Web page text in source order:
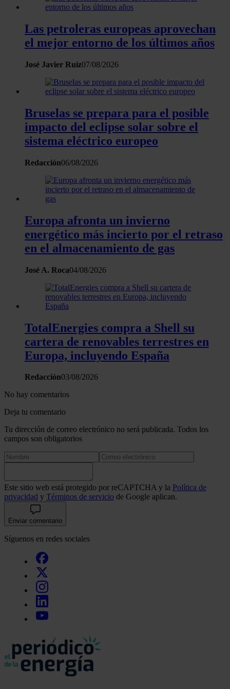
sección de datos. Puede cambiar o retirar su
de cookies.
el contenido y los anuncios, ofrecer funciones de redes
sociales y analizar el tráfico. Además, compartimos
información sobre el uso que haga del sitio web con
web, quienes pueden combinarla con otra información
que les haya proporcionado o que hayan recopilado a
partir del uso que haya hecho de sus servicios.
Las petroleras europeas aprovechan
el mejor entorno de los últimos años
José Javier Ruiz07/08/2026
Bruselas se prepara para el posible
impacto del eclipse solar sobre el
sistema eléctrico europeo
Redacción06/08/2026
Europa afronta un invierno
energético más incierto por el retraso
en el almacenamiento de gas
José A. Roca04/08/2026
TotalEnergies compra a Shell su
cartera de renovables terrestres en
Europa, incluyendo España
Redacción03/08/2026
No hay comentarios
Deja tu comentario
Tu dirección de correo electrónico no será publicada. Todos los
campos son obligatorios
Este sitio web está protegido por reCAPTCHA y la Política de
privacidad y Términos de servicio de Google aplican.
Enviar comentario
Síguenos en redes sociales